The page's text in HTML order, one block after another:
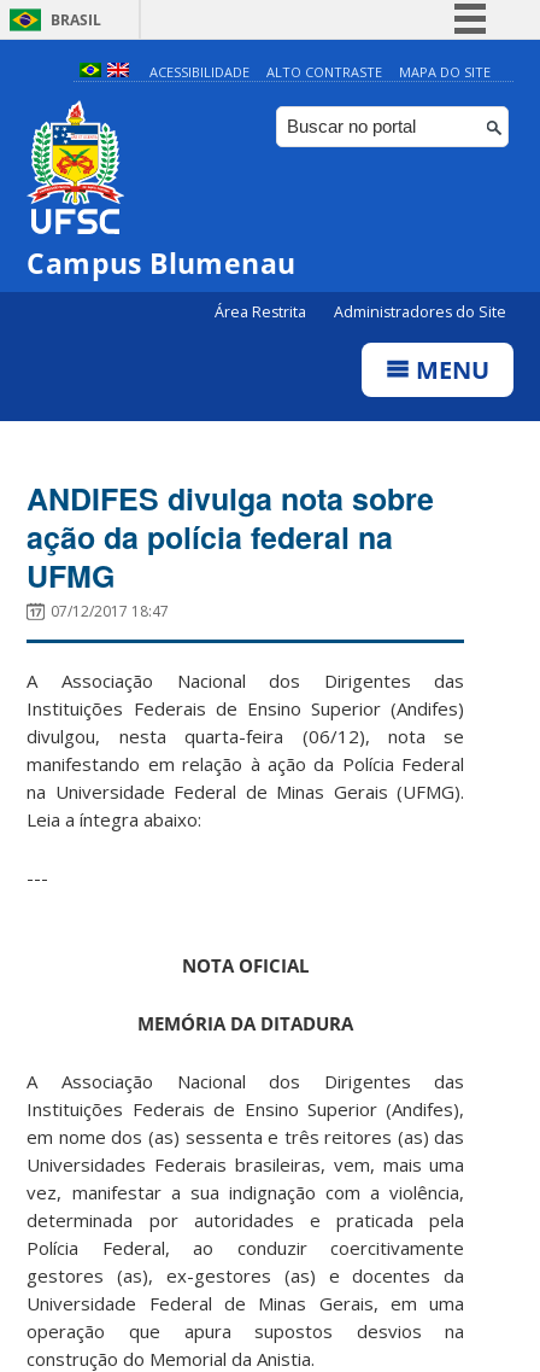
BRASIL
Simplifique!
Comunica BR
Participe
ACESSIBILIDADE ALTO CONTRASTE MAPA DO SITE
Campus Blumenau
Área Restrita Administradores do Site
MENU
ANDIFES divulga nota sobre
ação da polícia federal na
UFMG
07/12/2017 18:47
A Associação Nacional dos Dirigentes das
Instituições Federais de Ensino Superior (Andifes)
divulgou, nesta quarta-feira (06/12), nota se
manifestando em relação à ação da Polícia Federal
na Universidade Federal de Minas Gerais (UFMG).
Leia a íntegra abaixo:
---
NOTA OFICIAL
MEMÓRIA DA DITADURA
A Associação Nacional dos Dirigentes das
Instituições Federais de Ensino Superior (Andifes),
em nome dos (as) sessenta e três reitores (as) das
Universidades Federais brasileiras, vem, mais uma
vez, manifestar a sua indignação com a violência,
determinada por autoridades e praticada pela
Polícia Federal, ao conduzir coercitivamente
gestores (as), ex-gestores (as) e docentes da
Universidade Federal de Minas Gerais, em uma
operação que apura supostos desvios na
construção do Memorial da Anistia.